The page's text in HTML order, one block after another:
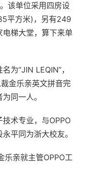
该单位采用四房设
平方米)，另有249
梯大堂，算下来单
为“JIN LEQIN”，
金乐亲英文拼音完
同一人。
术专业，与OPPO
平同为浙大校友。
乐亲就主管OPPO工